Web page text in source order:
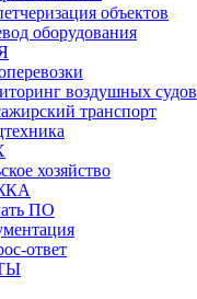
объектов
оборудования
воздушных судов
транспорт
хозяйство
ПО
ответ